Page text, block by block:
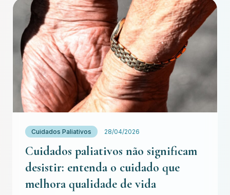
Cuidados Paliativos 28/04/2026
Cuidados paliativos não significam
desistir: entenda o cuidado que
melhora qualidade de vida